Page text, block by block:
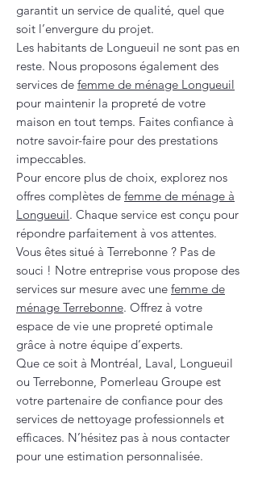
garantit un service de qualité, quel que
soit l’envergure du projet.
Les habitants de Longueuil ne sont pas en
reste. Nous proposons également des
services de femme de ménage Longueuil
pour maintenir la propreté de votre
maison en tout temps. Faites confiance à
notre savoir-faire pour des prestations
impeccables.
Pour encore plus de choix, explorez nos
offres complètes de femme de ménage à
Longueuil. Chaque service est conçu pour
répondre parfaitement à vos attentes.
Vous êtes situé à Terrebonne ? Pas de
souci ! Notre entreprise vous propose des
services sur mesure avec une femme de
ménage Terrebonne. Offrez à votre
espace de vie une propreté optimale
grâce à notre équipe d’experts.
Que ce soit à Montréal, Laval, Longueuil
ou Terrebonne, Pomerleau Groupe est
votre partenaire de confiance pour des
services de nettoyage professionnels et
efficaces. N’hésitez pas à nous contacter
pour une estimation personnalisée.